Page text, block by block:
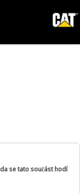
se tato součást hodí